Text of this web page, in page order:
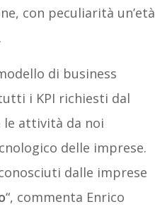
con peculiarità un’età
di business
i KPI richiesti dal
le attività da noi
delle imprese.
dalle imprese
“, commenta Enrico